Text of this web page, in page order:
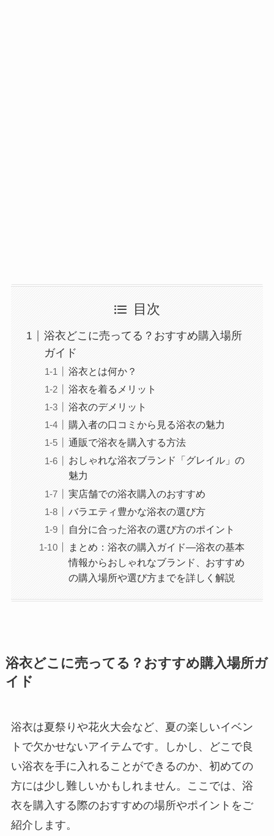
目次
浴衣どこに売ってる？おすすめ購入場所
ガイド
浴衣とは何か？
浴衣を着るメリット
浴衣のデメリット
購入者の口コミから見る浴衣の魅力
通販で浴衣を購入する方法
おしゃれな浴衣ブランド「グレイル」の
魅力
実店舗での浴衣購入のおすすめ
バラエティ豊かな浴衣の選び方
自分に合った浴衣の選び方のポイント
まとめ：浴衣の購入ガイド—浴衣の基本
情報からおしゃれなブランド、おすすめ
の購入場所や選び方までを詳しく解説
浴衣どこに売ってる？おすすめ購入場所ガ
イド
浴衣は夏祭りや花火大会など、夏の楽しいイベン
トで欠かせないアイテムです。しかし、どこで良
い浴衣を手に入れることができるのか、初めての
方には少し難しいかもしれません。ここでは、浴
衣を購入する際のおすすめの場所やポイントをご
紹介します。